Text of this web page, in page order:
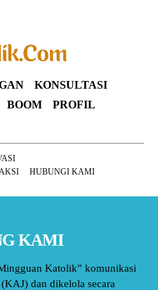
KONSULTASI
BOOM
PROFIL
HUBUNGI KAMI
KAMI
Katolik” komunikasi
dan dikelola secara